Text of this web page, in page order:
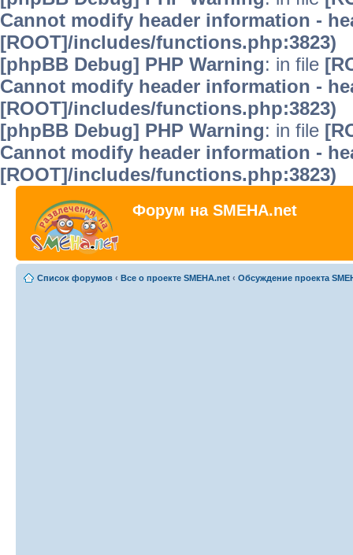
Cannot modify header information -
[ROOT]/includes/functions.php:3823)
[phpBB Debug] PHP Warning: in file
Cannot modify header information -
[ROOT]/includes/functions.php:3823)
[phpBB Debug] PHP Warning: in file
Cannot modify header information -
[ROOT]/includes/functions.php:3823)
Форум на SMEHA.net
Список форумов ‹ Все о проекте SMEHA.net ‹ Обсуждение проекта